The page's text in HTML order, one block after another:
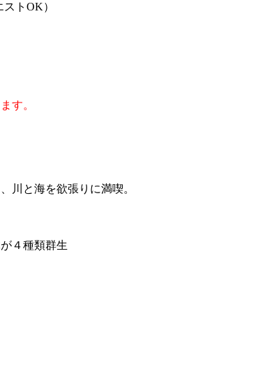
トOK）
す。
川と海を欲張りに満喫。
４種類群生